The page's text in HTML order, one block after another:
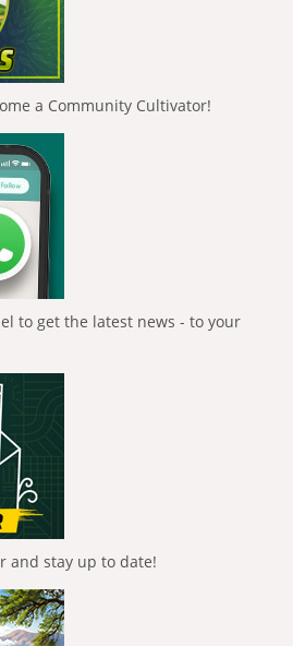
a Community Cultivator!
to get the latest news - to your
and stay up to date!